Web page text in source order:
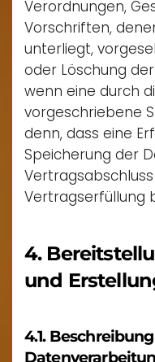
Verordnungen,
Vorschriften,
unterliegt,
oder Löschung
wenn eine durch
vorgeschriebene
denn, dass eine
Speicherung der
Vertragserfüllung
4.
und
4.1.